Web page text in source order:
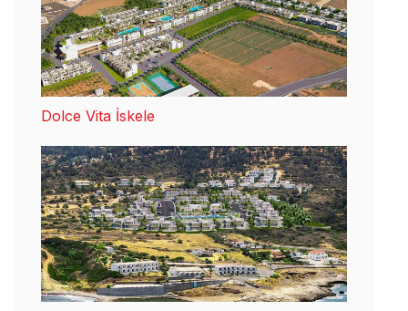
Dolce Vita İskele